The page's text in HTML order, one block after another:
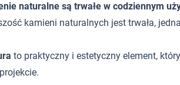
naturalne są trwałe w codziennym
kamieni naturalnych jest trwała,
to praktyczny i estetyczny element,